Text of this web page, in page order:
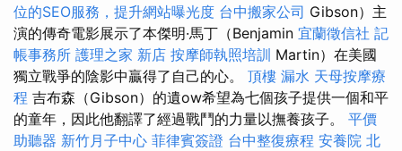
位的SEO服務，提升網站曝光度 台中搬家公司 Gibson）主
演的傳奇電影展示了本傑明·馬丁（Benjamin 宜蘭徵信社 記
帳事務所 護理之家 新店 按摩師執照培訓 Martin）在美國
獨立戰爭的陰影中贏得了自己的心。 頂樓 漏水 天母按摩療
程 吉布森（Gibson）的遺ow希望為七個孩子提供一個和平
的童年，因此他翻譯了經過戰鬥的力量以撫養孩子。 平價
助聽器 新竹月子中心 菲律賓簽證 台中整復療程 安養院 北